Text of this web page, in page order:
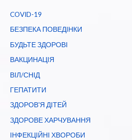
COVID-19
БЕЗПЕКА ПОВЕДІНКИ
БУДЬТЕ ЗДОРОВІ
ВАКЦИНАЦІЯ
ВІЛ/СНІД
ГЕПАТИТИ
ЗДОРОВ'Я ДІТЕЙ
ЗДОРОВЕ ХАРЧУВАННЯ
ІНФЕКЦІЙНІ ХВОРОБИ